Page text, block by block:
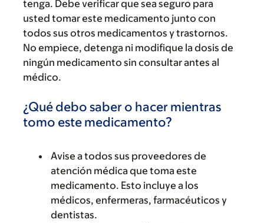
tenga. Debe verificar que sea seguro para
usted tomar este medicamento junto con
todos sus otros medicamentos y trastornos.
No empiece, detenga ni modifique la dosis de
ningún medicamento sin consultar antes al
médico.
¿Qué debo saber o hacer mientras
tomo este medicamento?
Avise a todos sus proveedores de
atención médica que toma este
medicamento. Esto incluye a los
médicos, enfermeras, farmacéuticos y
dentistas.